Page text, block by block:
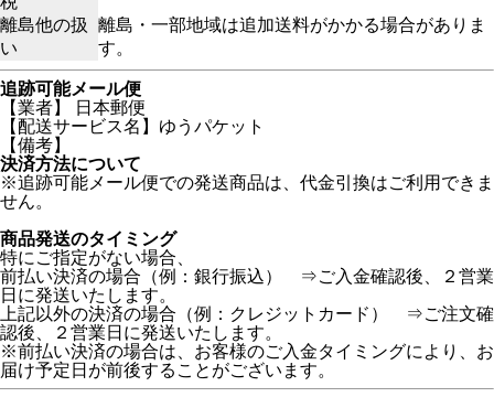
離島他の扱
い
離島・一部地域は追加送料がかかる場合がありま
す。
追跡可能メール便
【業者】 日本郵便
【配送サービス名】ゆうパケット
【備考】
決済方法について
※追跡可能メール便での発送商品は、代金引換はご利用できま
せん。
商品発送のタイミング
特にご指定がない場合、
前払い決済の場合（例：銀行振込） ⇒ご入金確認後、２営業
日に発送いたします。
上記以外の決済の場合（例：クレジットカード） ⇒ご注文確
認後、２営業日に発送いたします。
※前払い決済の場合は、お客様のご入金タイミングにより、お
届け予定日が前後することがございます。